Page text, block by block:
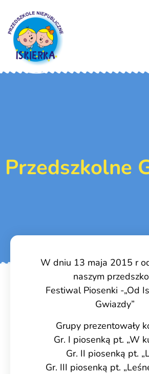
Przedszkolne
W dniu 13 maja 2015 r
naszym
Festiwal Piosenki -„Od
Gwiazdy”
Grupy prezentowały
Gr. I piosenką pt. „W
Gr. II piosenką pt.
Gr. III piosenką pt.